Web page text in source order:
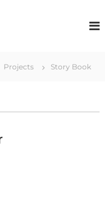
Projects Story Book